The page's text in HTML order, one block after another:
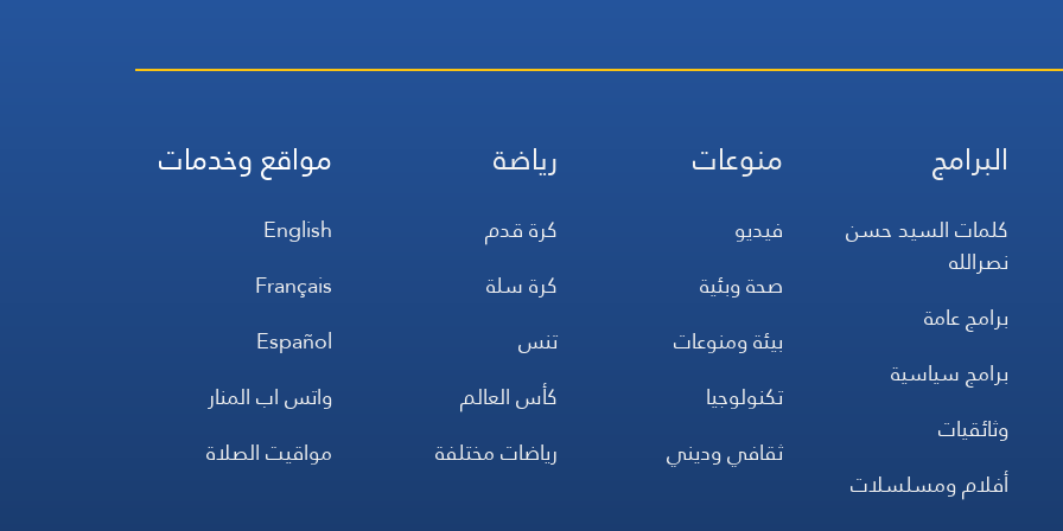
البرامج
كلمات السيد حسن
نصرالله
برامج عامة
برامج سياسية
وثائقيات
أفلام ومسلسلات
منوعات
فيديو
صحة وبئية
بيئة ومنوعات
تكنولوجيا
ثقافي وديني
رياضة
كرة قدم
كرة سلة
تنس
كأس العالم
رياضات مختلفة
مواقع وخدمات
English
Français
Español
واتس اب المنار
مواقيت الصلاة